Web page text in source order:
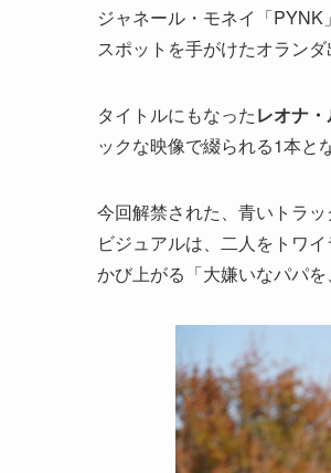
ジャネール・モネイ「
スポットを手がけたオラン
タイトルにもなったレオナ
ックな映像で綴られる1本と
今回解禁された、青いトラ
ビジュアルは、二人をトワ
かび上がる「大嫌いなパパ